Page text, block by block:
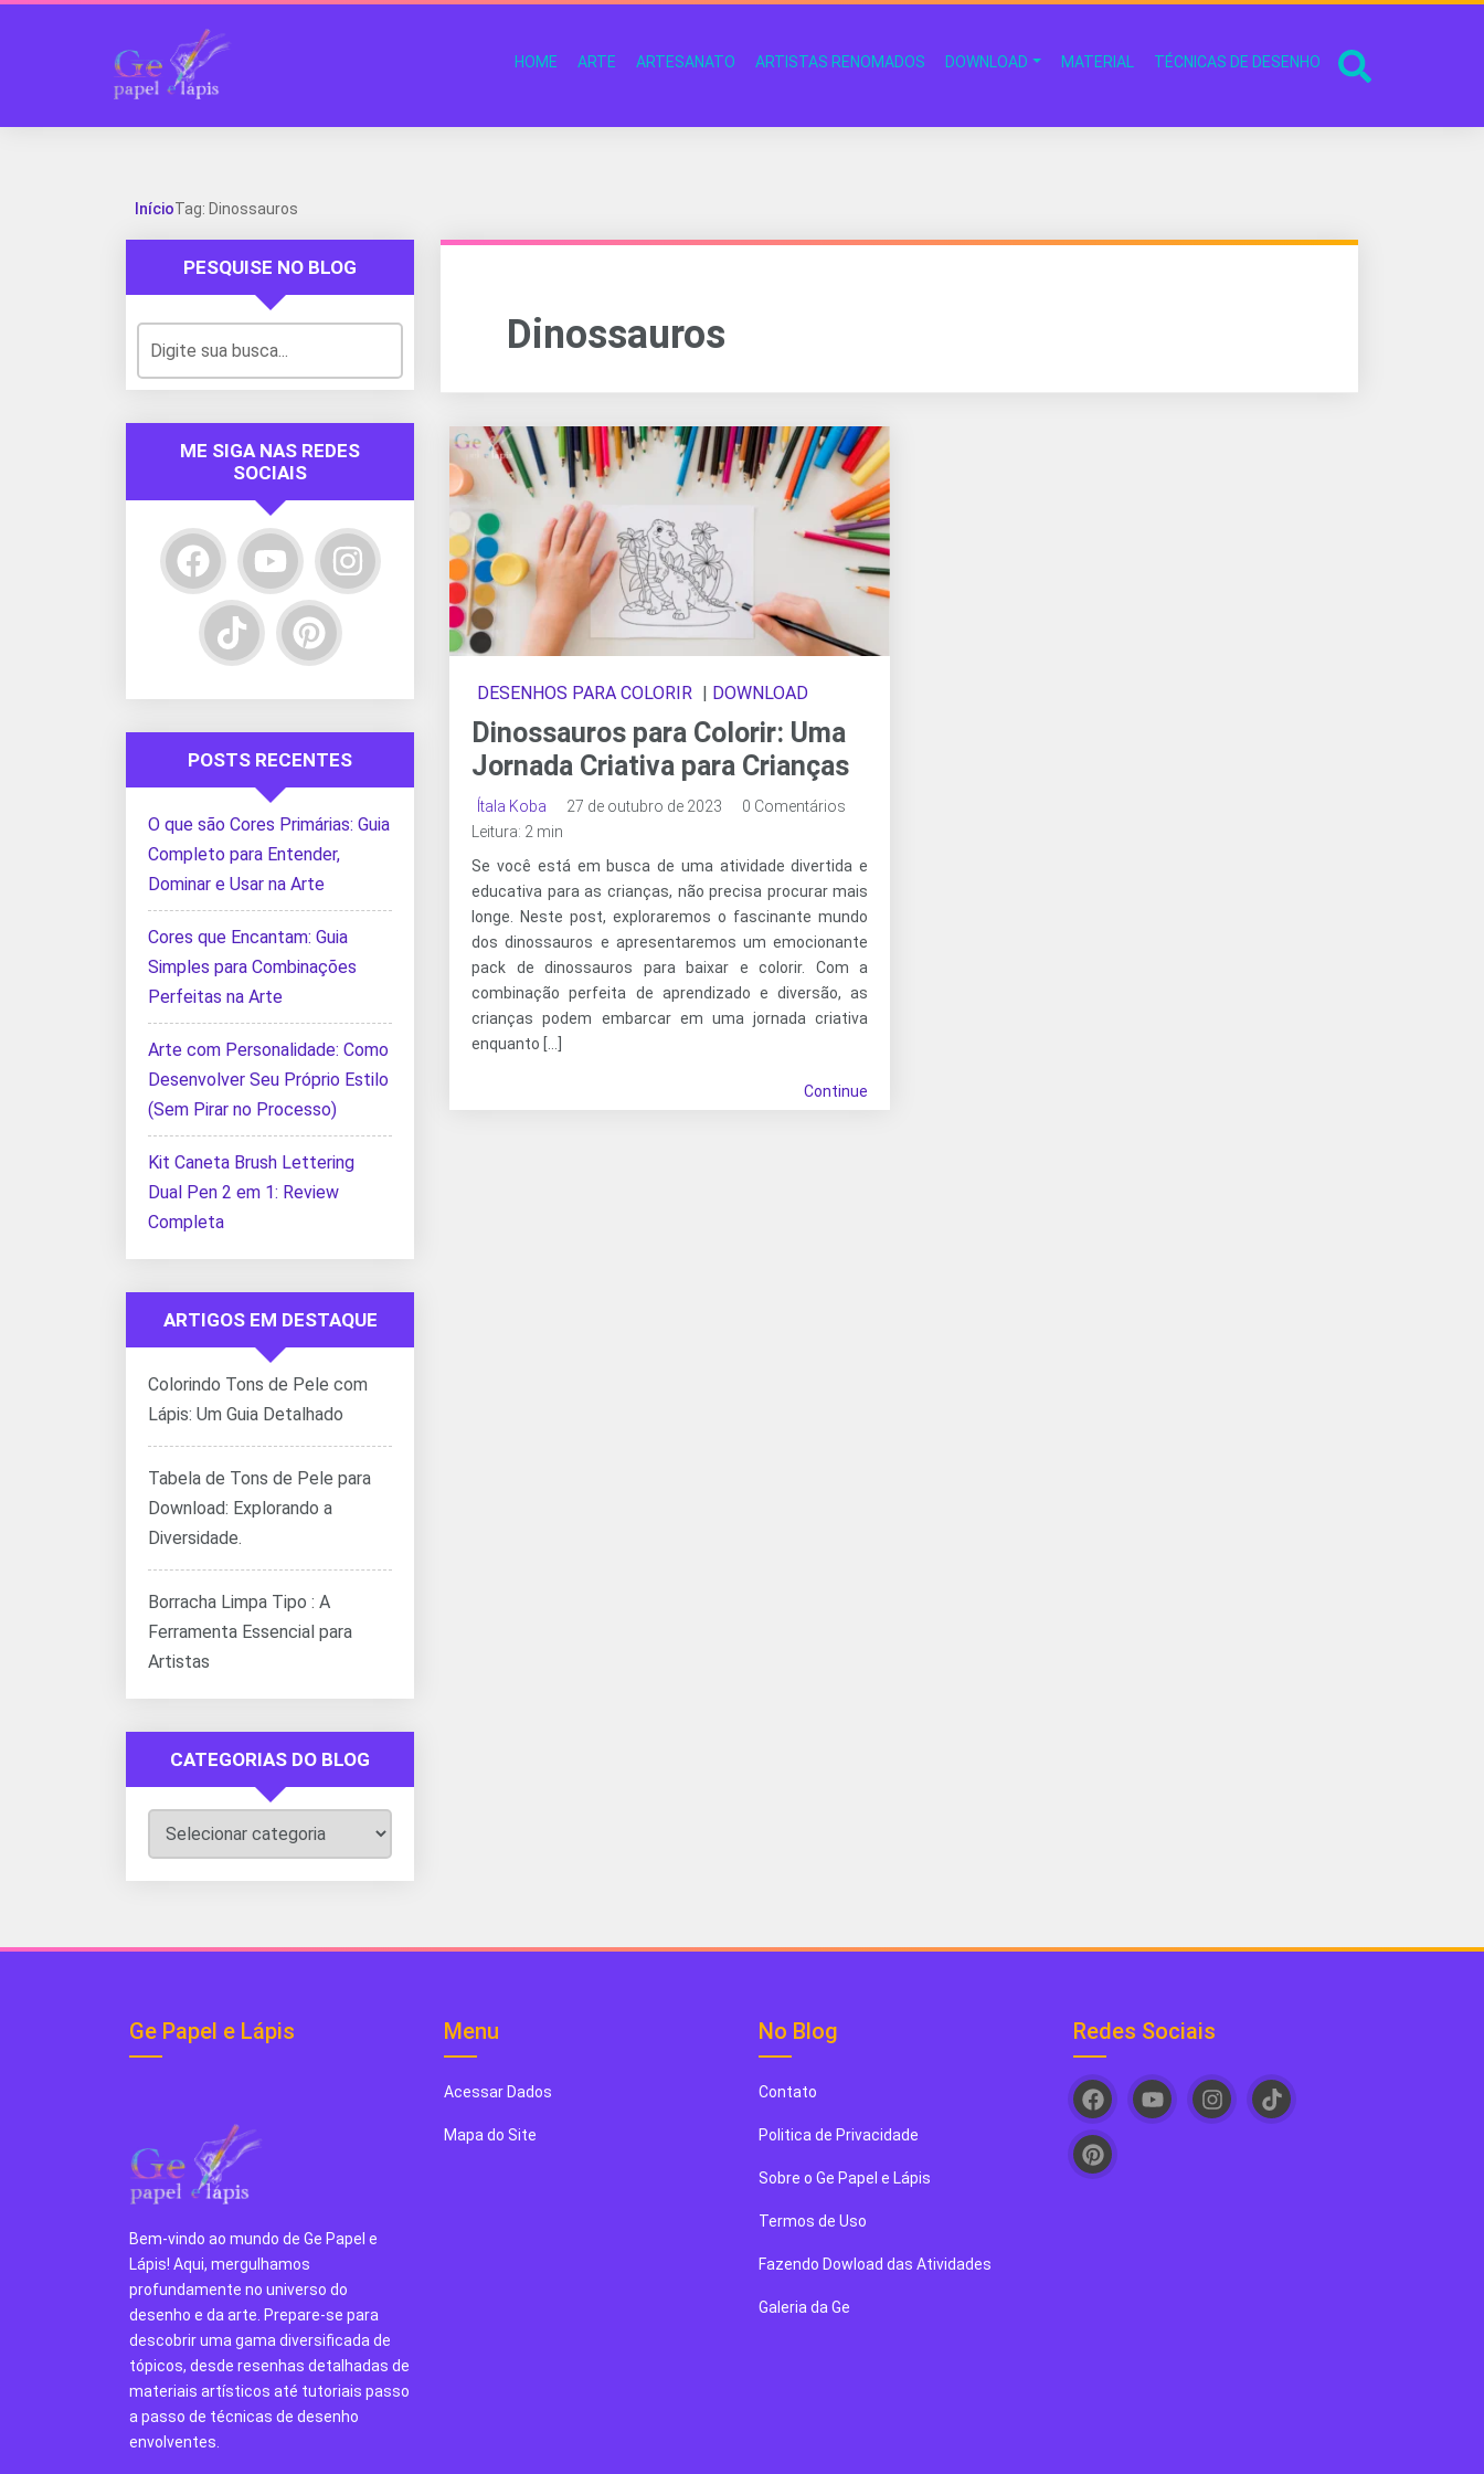
HOME ARTE ARTESANATO ARTISTAS RENOMADOS DOWNLOAD MATERIAL TÉCNICAS DE DESENHO
InícioTag: Dinossauros
Dinossauros
DESENHOS PARA COLORIR DOWNLOAD
Dinossauros para Colorir: Uma
Jornada Criativa para Crianças
Ítala Koba 27 de outubro de 2023
0 Comentários
Leitura: 2 min
Se você está em busca de uma atividade divertida e
educativa para as crianças, não precisa procurar mais
longe. Neste post, exploraremos o fascinante mundo
dos dinossauros e apresentaremos um emocionante
pack de dinossauros para baixar e colorir. Com a
combinação perfeita de aprendizado e diversão, as
crianças podem embarcar em uma jornada criativa
enquanto […]
Continue
PESQUISE NO BLOG
ME SIGA NAS REDES
SOCIAIS
POSTS RECENTES
O que são Cores Primárias: Guia
Completo para Entender,
Dominar e Usar na Arte
Cores que Encantam: Guia
Simples para Combinações
Perfeitas na Arte
Arte com Personalidade: Como
Desenvolver Seu Próprio Estilo
(Sem Pirar no Processo)
Kit Caneta Brush Lettering
Dual Pen 2 em 1: Review
Completa
ARTIGOS EM DESTAQUE
Colorindo Tons de Pele com
Lápis: Um Guia Detalhado
Tabela de Tons de Pele para
Download: Explorando a
Diversidade.
Borracha Limpa Tipo : A
Ferramenta Essencial para
Artistas
CATEGORIAS DO BLOG
Categorias
do
Blog
Ge Papel e Lápis
Bem-vindo ao mundo de Ge Papel e
Lápis! Aqui, mergulhamos
profundamente no universo do
desenho e da arte. Prepare-se para
descobrir uma gama diversificada de
tópicos, desde resenhas detalhadas de
materiais artísticos até tutoriais passo
a passo de técnicas de desenho
envolventes.
Menu
Acessar Dados
Mapa do Site
No Blog
Contato
Politica de Privacidade
Sobre o Ge Papel e Lápis
Termos de Uso
Fazendo Dowload das Atividades
Galeria da Ge
Redes Sociais